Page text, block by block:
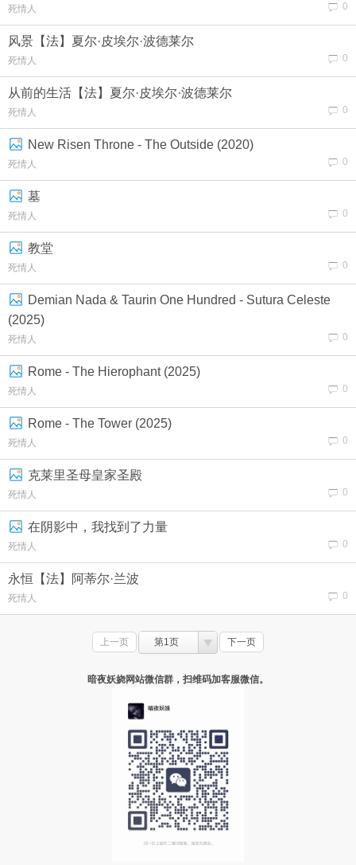
死情人 0
风景【法】夏尔·皮埃尔·波德莱尔
死情人 0
从前的生活【法】夏尔·皮埃尔·波德莱尔
死情人 0
New Risen Throne - The Outside (2020)
死情人 0
墓
死情人 0
教堂
死情人 0
Demian Nada & Taurin One Hundred - Sutura Celeste
(2025)
死情人 0
Rome - The Hierophant (2025)
死情人 0
Rome - The Tower (2025)
死情人 0
克莱里圣母皇家圣殿
死情人 0
在阴影中，我找到了力量
死情人 0
永恒【法】阿蒂尔·兰波
死情人 0
上一页 第1页 下一页
暗夜妖娆网站微信群，扫维码加客服微信。